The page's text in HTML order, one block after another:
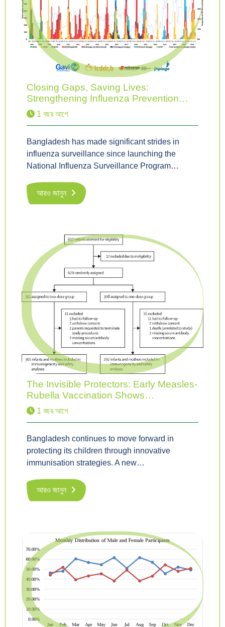
Closing Gaps, Saving Lives:
Strengthening Influenza Prevention…
1 বছর আগে
Bangladesh has made significant strides in
influenza surveillance since launching the
National Influenza Surveillance Program…
আরও জানুন
The Invisible Protectors: Early Measles-
Rubella Vaccination Shows…
1 বছর আগে
Bangladesh continues to move forward in
protecting its children through innovative
immunisation strategies. A new…
আরও জানুন